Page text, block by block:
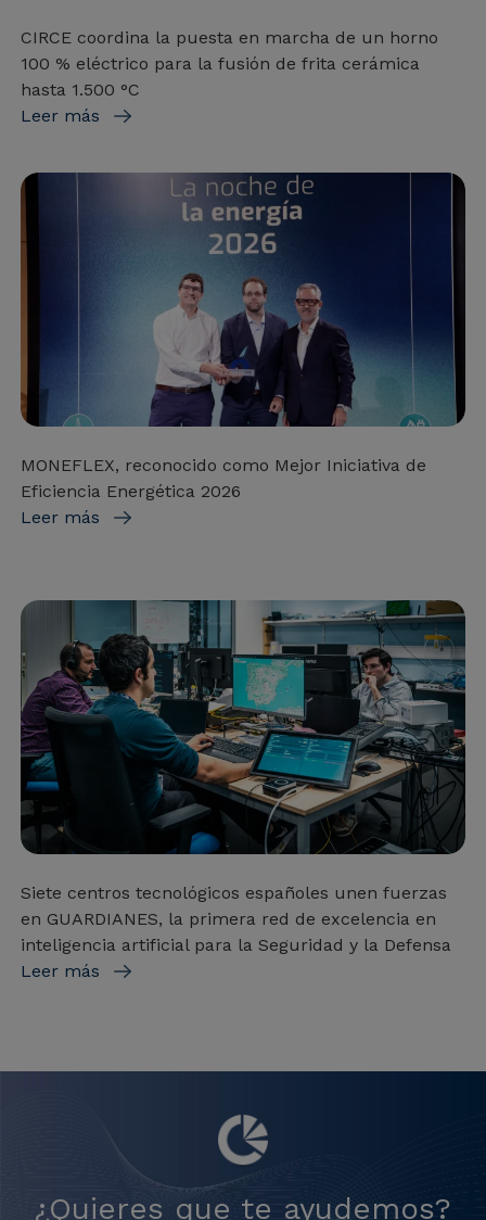
CIRCE coordina la puesta en marcha de un horno
100 % eléctrico para la fusión de frita cerámica
hasta 1.500 °C
Leer más
MONEFLEX, reconocido como Mejor Iniciativa de
Eficiencia Energética 2026
Leer más
Siete centros tecnológicos españoles unen fuerzas
en GUARDIANES, la primera red de excelencia en
inteligencia artificial para la Seguridad y la Defensa
Leer más
¿Quieres que te ayudemos?